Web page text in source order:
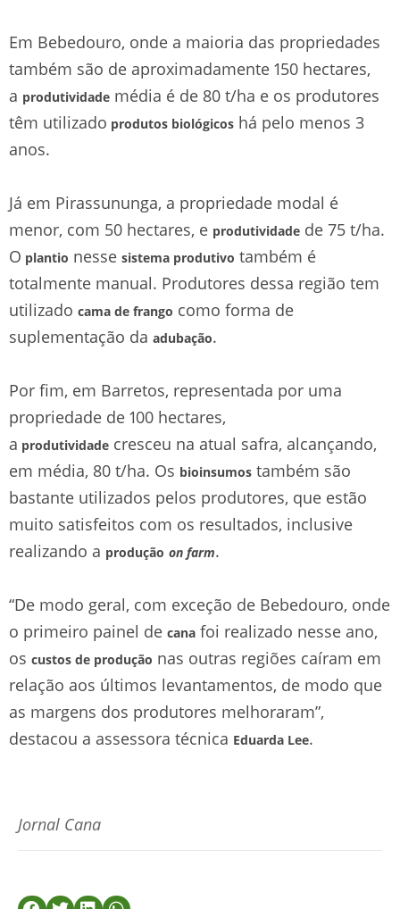
Em Bebedouro, onde a maioria das propriedades
também são de aproximadamente 150 hectares,
a produtividade média é de 80 t/ha e os produtores
têm utilizado produtos biológicos há pelo menos 3
anos.
Já em Pirassununga, a propriedade modal é
menor, com 50 hectares, e produtividade de 75 t/ha.
O plantio nesse sistema produtivo também é
totalmente manual. Produtores dessa região tem
utilizado cama de frango como forma de
suplementação da adubação.
Por fim, em Barretos, representada por uma
propriedade de 100 hectares,
a produtividade cresceu na atual safra, alcançando,
em média, 80 t/ha. Os bioinsumos também são
bastante utilizados pelos produtores, que estão
muito satisfeitos com os resultados, inclusive
realizando a produção on farm.
“De modo geral, com exceção de Bebedouro, onde
o primeiro painel de cana foi realizado nesse ano,
os custos de produção nas outras regiões caíram em
relação aos últimos levantamentos, de modo que
as margens dos produtores melhoraram”,
destacou a assessora técnica Eduarda Lee.
Jornal Cana